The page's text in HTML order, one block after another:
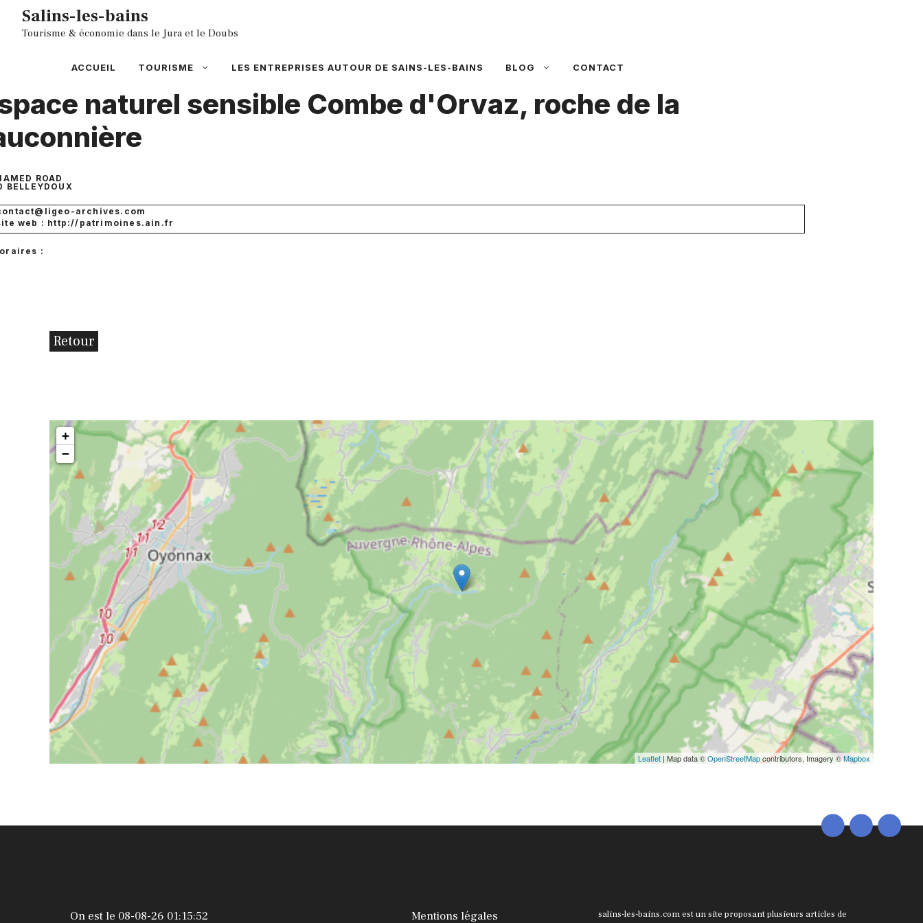
AllerSalins-les-bains
Tourisme & économie dans le Jura et le Doubs
ACCUEIL TOURISME LES ENTREPRISES AUTOUR DE SAINS-LES-BAINS BLOG CONTACT
naturel sensible Combe d'Orvaz, roche de la
ROAD
BELLEYDOUX
archives.com
web : http://patrimoines.ain.fr
:
Retour
+
−
Leaflet | Map data ©OpenStreetMapcontributors, Imagery ©Mapbox
On est le 08-08-26 01:15:52 Mentions légales
salins-les-bains.com est un site proposant plusieurs articles de